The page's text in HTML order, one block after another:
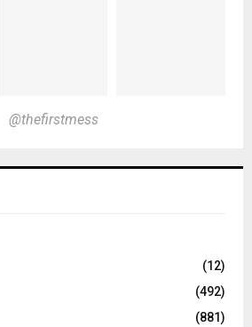
@thefirstmess
(12)
(492)
(881)